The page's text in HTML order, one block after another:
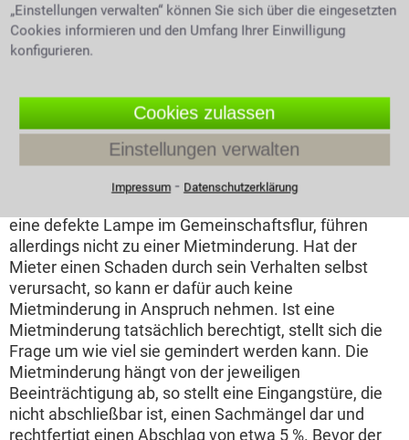
Wie schlimm muss eine Situation sein um eine
Mietminderungzu rechtfertigen? Ist nach
Vertragsabschluss die Gebrauchstauglichkeit einer
vertraglichen Vereinbarungen, so liegt ein Grund zur
Minderung vor. Die Miete kann zum Beispiel
herabgesetzt werden, wenn es die elektrische
Ausstattung einer Wohnung verbietet gleichzeitig
Wäsche zu waschen und Staub zu saugen.
eine defekte Lampe im Gemeinschaftsflur, führen
allerdings nicht zu einer Mietminderung. Hat der
Mieter einen Schaden durch sein Verhalten selbst
verursacht, so kann er dafür auch keine
Mietminderung in Anspruch nehmen. Ist eine
Mietminderung tatsächlich berechtigt, stellt sich die
Frage um wie viel sie gemindert werden kann. Die
Mietminderung hängt von der jeweiligen
Beeinträchtigung ab, so stellt eine Eingangstüre, die
nicht abschließbar ist, einen Sachmängel dar und
rechtfertigt einen Abschlag von etwa 5 %. Bevor der
„Einstellungen verwalten“ können Sie sich über die eingesetzten
Cookies informieren und den Umfang Ihrer Einwilligung
konfigurieren.
Cookies zulassen
Einstellungen verwalten
Impressum⁃ Datenschutzerklärung